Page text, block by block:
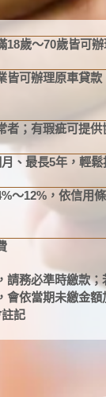
18歲～70歲皆可辦
皆可辦理原車貸款
者；有瑕疵可提供
、最長5年，輕
～12%，依信用
請務必準時繳款；
會依當期未繳金額
記